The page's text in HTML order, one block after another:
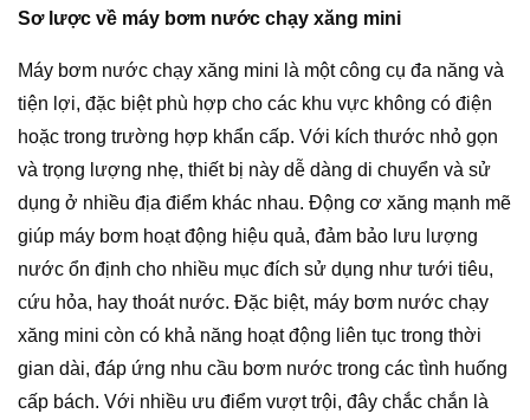
Sơ lược về máy bơm nước chạy xăng mini
Máy bơm nước chạy xăng mini là một công cụ đa năng và
tiện lợi, đặc biệt phù hợp cho các khu vực không có điện
hoặc trong trường hợp khẩn cấp. Với kích thước nhỏ gọn
và trọng lượng nhẹ, thiết bị này dễ dàng di chuyển và sử
dụng ở nhiều địa điểm khác nhau. Động cơ xăng mạnh mẽ
giúp máy bơm hoạt động hiệu quả, đảm bảo lưu lượng
nước ổn định cho nhiều mục đích sử dụng như tưới tiêu,
cứu hỏa, hay thoát nước. Đặc biệt, máy bơm nước chạy
xăng mini còn có khả năng hoạt động liên tục trong thời
gian dài, đáp ứng nhu cầu bơm nước trong các tình huống
cấp bách. Với nhiều ưu điểm vượt trội, đây chắc chắn là